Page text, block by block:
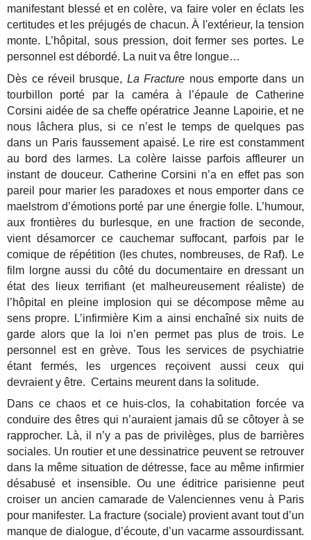
manifestant blessé et en colère, va faire voler en éclats les
certitudes et les préjugés de chacun. À l'extérieur, la tension
monte. L’hôpital, sous pression, doit fermer ses portes. Le
personnel est débordé. La nuit va être longue…
Dès ce réveil brusque, La Fracture nous emporte dans un
tourbillon porté par la caméra à l’épaule de Catherine
Corsini aidée de sa cheffe opératrice Jeanne Lapoirie, et ne
nous lâchera plus, si ce n’est le temps de quelques pas
dans un Paris faussement apaisé. Le rire est constamment
au bord des larmes. La colère laisse parfois affleurer un
instant de douceur. Catherine Corsini n’a en effet pas son
pareil pour marier les paradoxes et nous emporter dans ce
maelstrom d’émotions porté par une énergie folle. L’humour,
aux frontières du burlesque, en une fraction de seconde,
vient désamorcer ce cauchemar suffocant, parfois par le
comique de répétition (les chutes, nombreuses, de Raf). Le
film lorgne aussi du côté du documentaire en dressant un
état des lieux terrifiant (et malheureusement réaliste) de
l’hôpital en pleine implosion qui se décompose même au
sens propre. L’infirmière Kim a ainsi enchaîné six nuits de
garde alors que la loi n’en permet pas plus de trois. Le
personnel est en grève. Tous les services de psychiatrie
étant fermés, les urgences reçoivent aussi ceux qui
devraient y être. Certains meurent dans la solitude.
Dans ce chaos et ce huis-clos, la cohabitation forcée va
conduire des êtres qui n’auraient jamais dû se côtoyer à se
rapprocher. Là, il n’y a pas de privilèges, plus de barrières
sociales. Un routier et une dessinatrice peuvent se retrouver
dans la même situation de détresse, face au même infirmier
désabusé et insensible. Ou une éditrice parisienne peut
croiser un ancien camarade de Valenciennes venu à Paris
pour manifester. La fracture (sociale) provient avant tout d’un
manque de dialogue, d’écoute, d’un vacarme assourdissant.